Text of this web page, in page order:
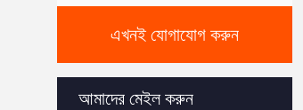
এখনই যোগাযোগ করুন
আমাদের মেইল করুন